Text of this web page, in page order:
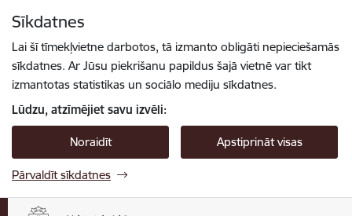
Sīkdatnes
Lai šī tīmekļvietne darbotos, tā izmanto obligāti nepieciešamās
sīkdatnes. Ar Jūsu piekrišanu papildus šajā vietnē var tikt
izmantotas statistikas un sociālo mediju sīkdatnes.
Lūdzu, atzīmējiet savu izvēli:
Noraidīt Apstiprināt visas
Pārvaldīt sīkdatnes